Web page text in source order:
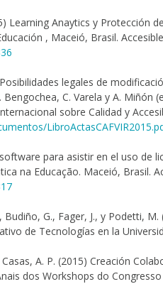
Learning Anaytics y Protección
, Maceió, Brasil.
legales de
C. Varela y A. Miñón
sobre Calidad y
para asistir en el uso de
na Educação. Maceió, Brasil.
G., Fager, J., y Podetti,
de Tecnologías en la
A. P. (2015) Creación
dos Workshops do